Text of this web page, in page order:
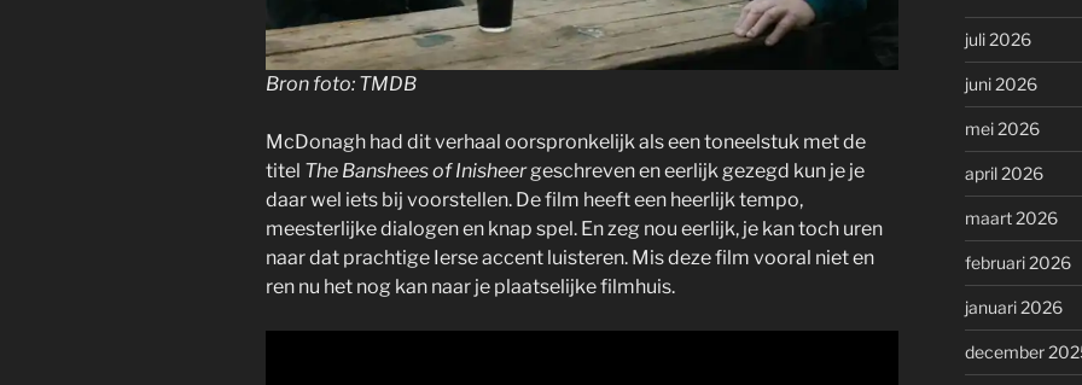
Bron foto: TMDB
McDonagh had dit verhaal oorspronkelijk als een toneelstuk met de
titel The Banshees of Inisheergeschreven en eerlijk gezegd kun je je
daar wel iets bij voorstellen. De film heeft een heerlijk tempo,
meesterlijke dialogen en knap spel. En zeg nou eerlijk, je kan toch uren
naar dat prachtige Ierse accent luisteren. Mis deze film vooral niet en
ren nu het nog kan naar je plaatselijke filmhuis.
juli 2026
juni 2026
mei 2026
april 2026
maart 2026
februari 2026
januari 2026
december